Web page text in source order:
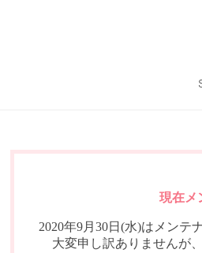
現在メ
2020年9月30日(水)はメンテ
大変申し訳ありませんが